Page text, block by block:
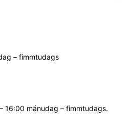
– fimmtudags
16:00 mánudag – fimmtudags.